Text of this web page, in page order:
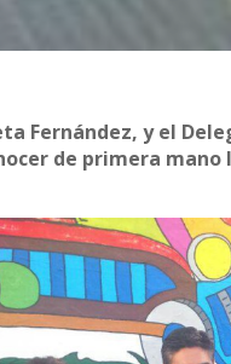
Fernández, y el
de primera